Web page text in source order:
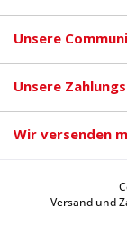
Unsere
Unsere
Wir versenden
Versand und